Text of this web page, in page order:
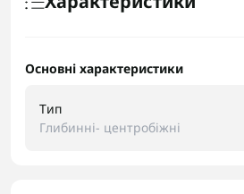
Основні характеристики
Тип
Глибинні- центробіжні